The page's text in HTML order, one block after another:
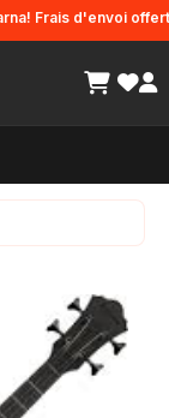
Frais d'envoi offerts